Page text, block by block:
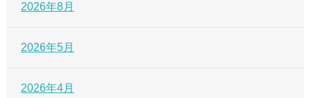
2026年8月
2026年5月
2026年4月